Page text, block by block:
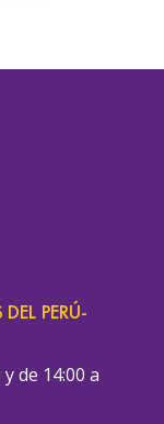
PERÚ-
de 14:00 a